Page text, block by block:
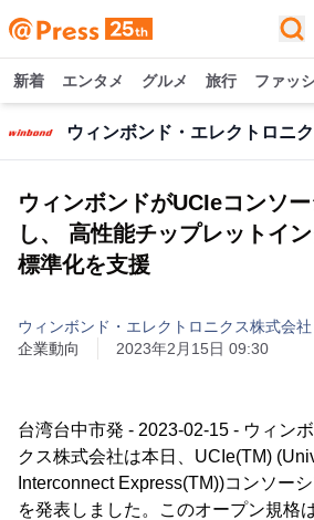
新着 エンタメ グルメ 旅行 ファッ
ウィンボンドがUCIeコンソ
し、 高性能チップレットイ
標準化を支援
ウィンボンド・エレクトロニクス株式会社
企業動向
2023年2月15日 09:30
台湾台中市発 - 2023-02-15 - ウィン
クス株式会社は本日、UCIe(TM)
Interconnect Express(TM))コンソー
を発表しました。このオープン規格